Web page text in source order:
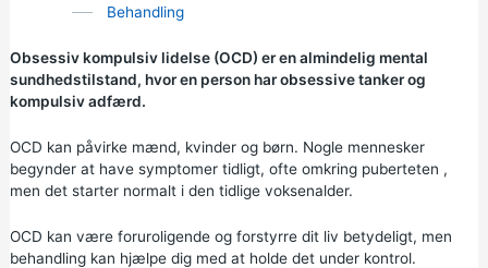
Behandling
Obsessiv kompulsiv lidelse (OCD) er en almindelig mental
sundhedstilstand, hvor en person har obsessive tanker og
kompulsiv adfærd.
OCD kan påvirke mænd, kvinder og børn. Nogle mennesker
begynder at have symptomer tidligt, ofte omkring puberteten ,
men det starter normalt i den tidlige voksenalder.
OCD kan være foruroligende og forstyrre dit liv betydeligt, men
behandling kan hjælpe dig med at holde det under kontrol.